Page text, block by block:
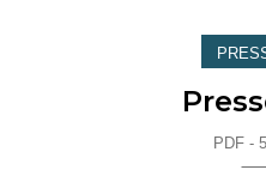
PDF -